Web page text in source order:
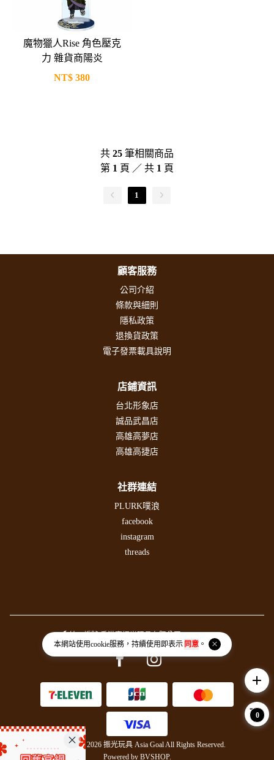
本網站使用cookie服務，持續使用即表示 同意。
魔物獵人Rise 角色壓克
力 雜貨商陽炎
NT$ 380
共 25筆相關商品
第 1 頁 ／ 共 1 頁
1
顧客服務
公司介紹
條款與細則
隱私政策
退換貨政策
電子發票載具說明
店鋪資訊
台北形象店
誠品武昌店
高雄高夢店
高雄高捷店
社群連結
PLURK噗浪
facebook
instagram
threads
Facebook pageInstagram page
Copyright © 2026 振光玩具 Asia Goal All Rights Reserved.
Powered by BVSHOP.
add
0